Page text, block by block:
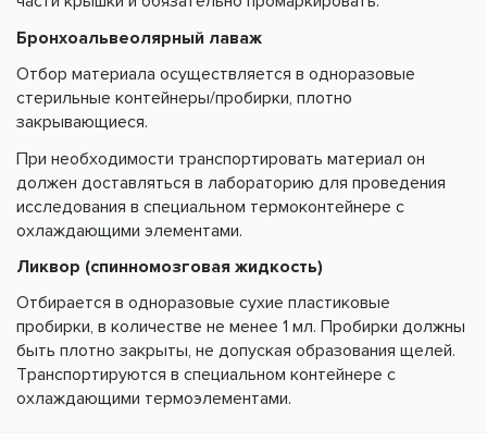
Бронхоальвеолярный лаваж
Отбор материала осуществляется в одноразовые
стерильные контейнеры/пробирки, плотно
закрывающиеся.
При необходимости транспортировать материал он
должен доставляться в лабораторию для проведения
исследования в специальном термоконтейнере с
охлаждающими элементами.
Ликвор (спинномозговая жидкость)
Отбирается в одноразовые сухие пластиковые
пробирки, в количестве не менее 1 мл. Пробирки должны
быть плотно закрыты, не допуская образования щелей.
Транспортируются в специальном контейнере с
охлаждающими термоэлементами.